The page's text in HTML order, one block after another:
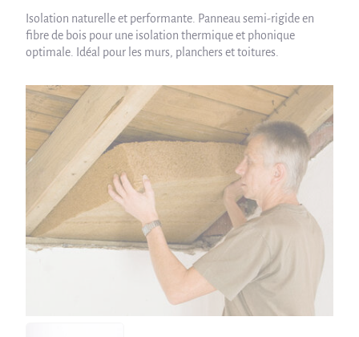
Isolation naturelle et performante. Panneau semi-rigide en
fibre de bois pour une isolation thermique et phonique
optimale. Idéal pour les murs, planchers et toitures.